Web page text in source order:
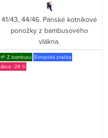
41/43, 44/46. Pánské kotníkové
ponožky z bambusového
vlákna.
🌱 Z bambusu Evropská značka
-28 %